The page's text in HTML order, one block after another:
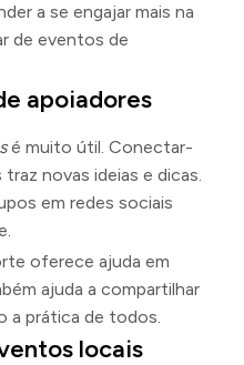
a se engajar mais na
de eventos de
apoiadores
é muito útil. Conectar-
novas ideias e dicas.
em redes sociais
oferece ajuda em
ajuda a compartilhar
a prática de todos.
locais